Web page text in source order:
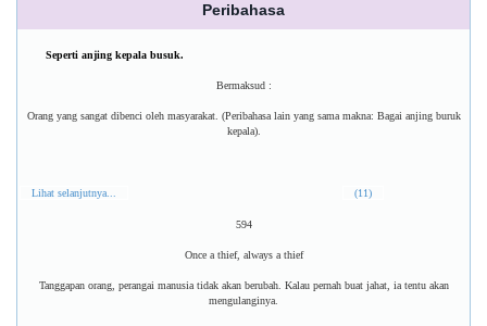
Peribahasa
Seperti anjing kepala busuk.
Bermaksud :
Orang yang sangat dibenci oleh masyarakat. (Peribahasa lain yang sama makna: Bagai anjing buruk
kepala).
Lihat selanjutnya... (11)
594
Once a thief, always a thief
Tanggapan orang, perangai manusia tidak akan berubah. Kalau pernah buat jahat, ia tentu akan
mengulanginya.